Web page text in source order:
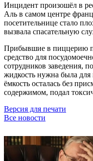
Инцидент произошёл в
Аль в самом центре
посетительнице стало
вызвала спасательную
Прибывшие в пиццерию
средство для
сотрудников заведения,
жидкость нужна была для
ёмкость осталась без
содержимом, подал
Версия для печати
Все новости